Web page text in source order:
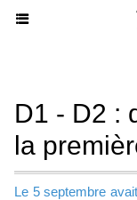
D1 - D2 :
la
Le 5 septembre